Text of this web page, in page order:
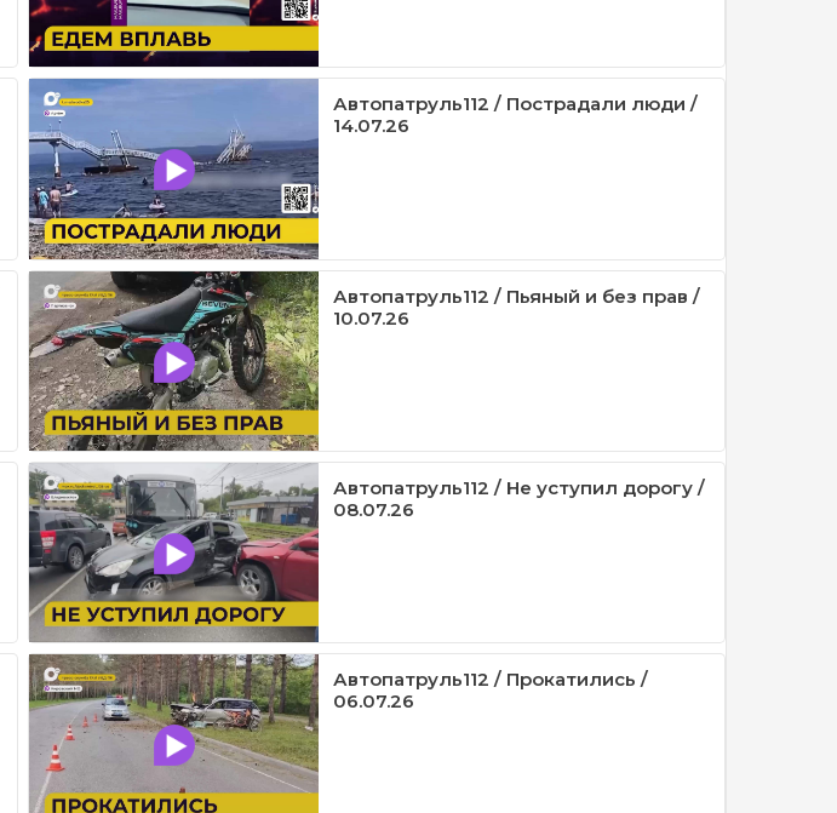
Автопатруль112 / Пострадали люди /
14.07.26
Автопатруль112 / Пьяный и без прав /
10.07.26
Автопатруль112 / Не уступил дорогу /
08.07.26
Автопатруль112 / Прокатились /
06.07.26